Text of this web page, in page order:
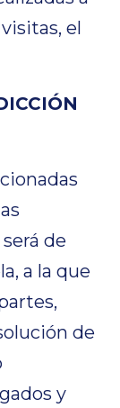
el
de
a la que
de
y